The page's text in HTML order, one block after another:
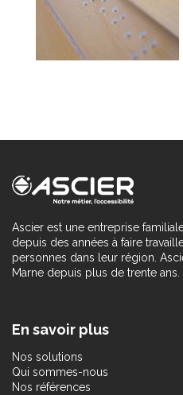
Ascier est une entreprise
depuis des années à faire
personnes dans leur région.
Marne depuis plus de trente ans.
En savoir plus
Nos solutions
Qui sommes-nous
Nos références